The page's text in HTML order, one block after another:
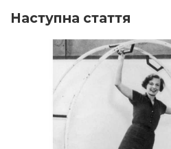
Наступна стаття